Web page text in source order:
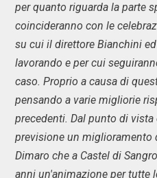
per quanto riguarda la parte
coincideranno con le
su cui il direttore Bianchini
lavorando e per cui
caso. Proprio a causa di
pensando a varie migliorie
precedenti. Dal punto di
previsione un miglioramento
Dimaro che a Castel di
anni un'animazione per tutte